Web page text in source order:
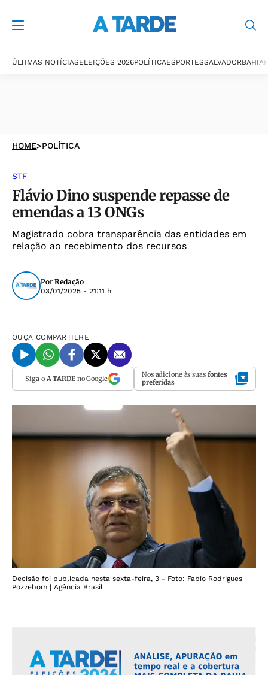
ÚLTIMAS NOTÍCIASELEIÇÕES 2026POLÍTICAESPORTESSALVADORBAHIA
HOME>POLÍTICA
STF
Flávio Dino suspende repasse de
emendas a 13 ONGs
Magistrado cobra transparência das entidades em
relação ao recebimento dos recursos
Por Redação
03/01/2025 - 21:11 h
OUÇA COMPARTILHE
Siga o A TARDEno Google Nos adicione às suas fontes
preferidas
Decisão foi publicada nesta sexta-feira, 3 - Foto: Fabio Rodrigues
Pozzebom | Agência Brasil